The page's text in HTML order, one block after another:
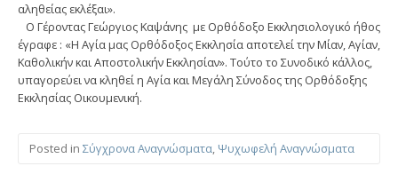
αληθείας εκλέξαι».
Ο Γέροντας Γεώργιος Καψάνης με Ορθόδοξο Εκκλησιολογικό ήθος
έγραφε : «Η Αγία μας Ορθόδοξος Εκκλησία αποτελεί την Μίαν, Αγίαν,
Καθολικήν και Αποστολικήν Εκκλησίαν». Τούτο το Συνοδικό κάλλος,
υπαγορεύει να κληθεί η Αγία και Μεγάλη Σύνοδος της Ορθόδοξης
Εκκλησίας Οικουμενική.
Posted in Σύγχρονα Αναγνώσματα, Ψυχωφελή Αναγνώσματα